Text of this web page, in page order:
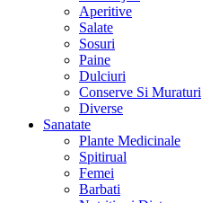
Aperitive
Salate
Sosuri
Paine
Dulciuri
Conserve Si Muraturi
Diverse
Sanatate
Plante Medicinale
Spitirual
Femei
Barbati